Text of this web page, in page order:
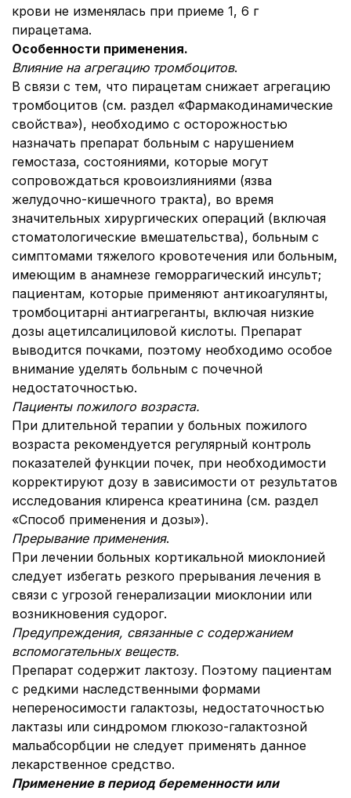
крови не изменялась при приеме 1, 6 г
пирацетама.
Особенности применения.
Влияние на агрегацию тромбоцитов.
В связи с тем, что пирацетам снижает агрегацию
тромбоцитов (см. раздел «Фармакодинамические
свойства»), необходимо с осторожностью
назначать препарат больным с нарушением
гемостаза, состояниями, которые могут
сопровождаться кровоизлияниями (язва
желудочно-кишечного тракта), во время
значительных хирургических операций (включая
стоматологические вмешательства), больным с
симптомами тяжелого кровотечения или больным,
имеющим в анамнезе геморрагический инсульт;
пациентам, которые применяют антикоагулянты,
тромбоцитарні антиагреганты, включая низкие
дозы ацетилсалициловой кислоты. Препарат
выводится почками, поэтому необходимо особое
внимание уделять больным с почечной
недостаточностью.
Пациенты пожилого возраста.
При длительной терапии у больных пожилого
возраста рекомендуется регулярный контроль
показателей функции почек, при необходимости
корректируют дозу в зависимости от результатов
исследования клиренса креатинина (см. раздел
«Способ применения и дозы»).
Прерывание применения.
При лечении больных кортикальной миоклонией
следует избегать резкого прерывания лечения в
связи с угрозой генерализации миоклонии или
возникновения судорог.
Предупреждения, связанные с содержанием
вспомогательных веществ.
Препарат содержит лактозу. Поэтому пациентам
с редкими наследственными формами
непереносимости галактозы, недостаточностью
лактазы или синдромом глюкозо-галактозной
мальабсорбции не следует применять данное
лекарственное средство.
Применение в период беременности или